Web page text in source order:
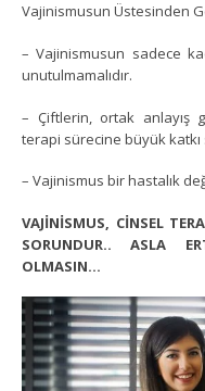
Vajinismusun Üstesinden
– Vajinismusun sadece
unutulmamalıdır.
– Çiftlerin, ortak anlayış
terapi sürecine büyük katkı
– Vajinismus bir hastalık
VAJİNİSMUS, CİNSEL
SORUNDUR.. ASLA
OLMASIN…